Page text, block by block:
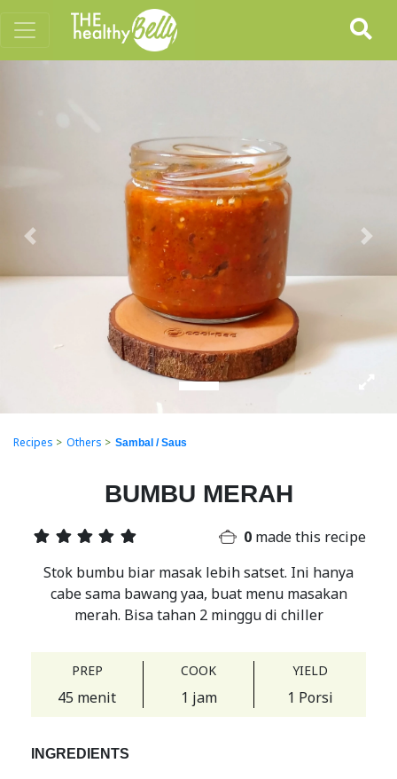
Previous Next
Recipes > Others > Sambal / Saus
BUMBU MERAH
0 made this recipe
Stok bumbu biar masak lebih satset. Ini hanya
cabe sama bawang yaa, buat menu masakan
merah. Bisa tahan 2 minggu di chiller
PREP
45 menit
COOK
1 jam
YIELD
1 Porsi
INGREDIENTS